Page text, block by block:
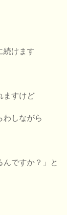
けます
ますけど
しながら
んですか ？」と